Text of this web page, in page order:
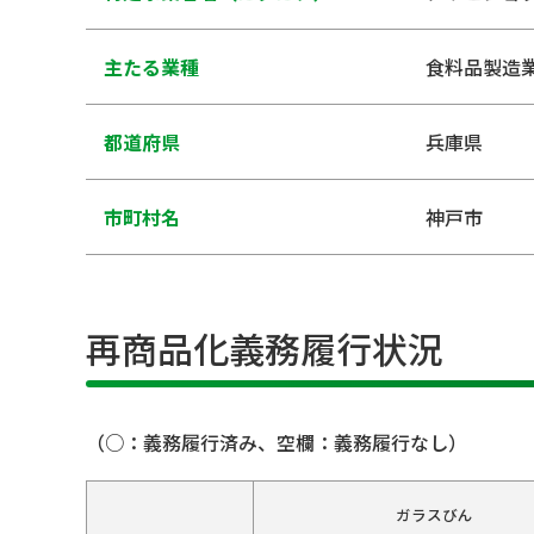
主たる業種 食料品製造
都道府県 兵庫県
市町村名 神戸市
再商品化義務履行状況
（○：義務履行済み、空欄：義務履行なし）
ガラスびん